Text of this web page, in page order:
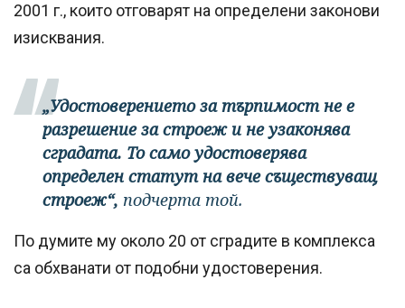
2001 г., които отговарят на определени законови
изисквания.
„Удостоверението за търпимост не е
разрешение за строеж и не узаконява
сградата. То само удостоверява
определен статут на вече съществуващ
строеж“, подчерта той.
По думите му около 20 от сградите в комплекса
са обхванати от подобни удостоверения.